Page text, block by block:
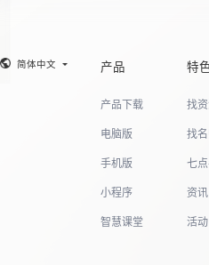
简体中文 产品
产品下载
电脑版
手机版
小程序
智慧课堂
特
找
找
七
资讯
活动